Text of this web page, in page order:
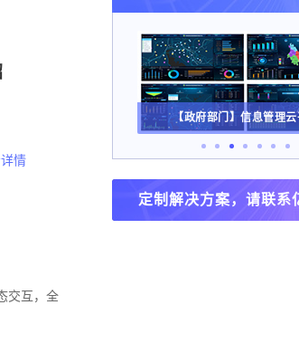
情
交互，全
【能源行业】煤炭集团数据
定制解决方案，请联系